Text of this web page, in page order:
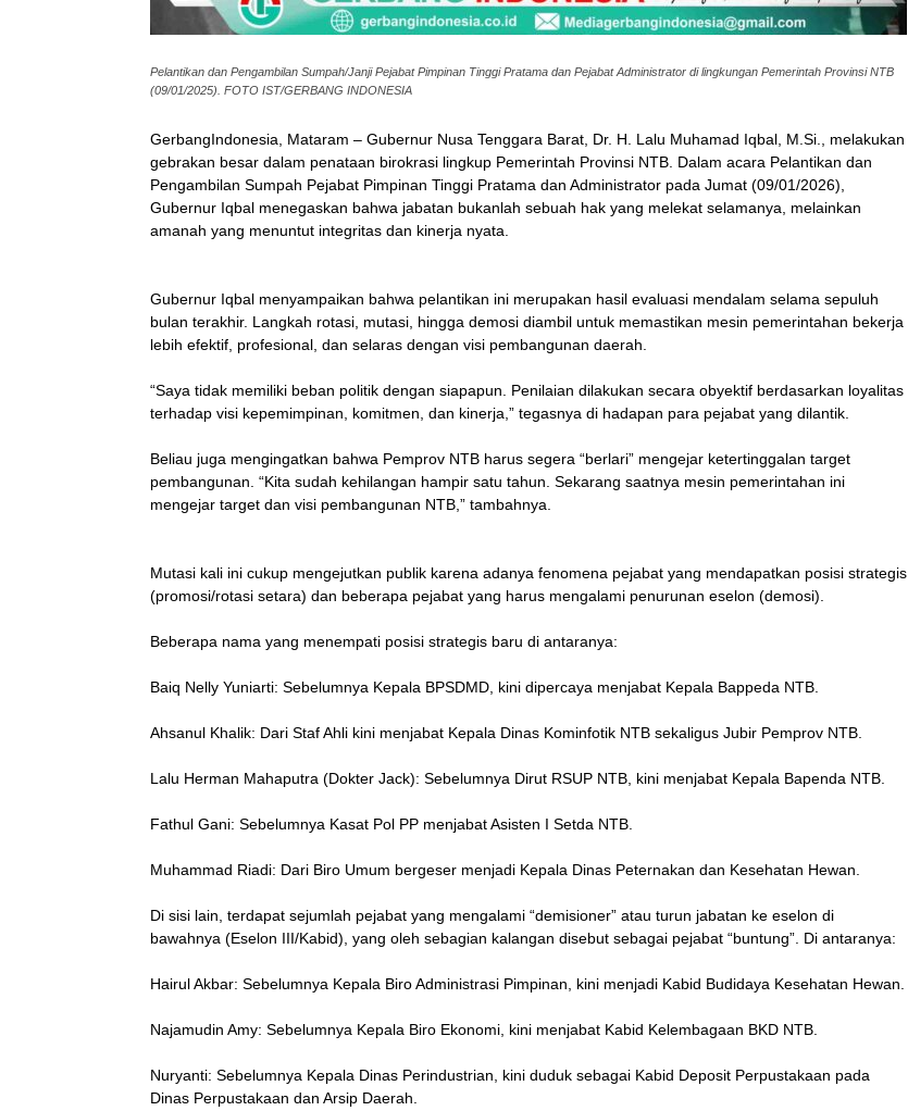
Pelantikan dan Pengambilan Sumpah/Janji Pejabat Pimpinan Tinggi Pratama dan Pejabat Administrator di lingkungan Pemerintah Provinsi NTB
(09/01/2025). FOTO IST/GERBANG INDONESIA
GerbangIndonesia, Mataram – Gubernur Nusa Tenggara Barat, Dr. H. Lalu Muhamad Iqbal, M.Si., melakukan
gebrakan besar dalam penataan birokrasi lingkup Pemerintah Provinsi NTB. Dalam acara Pelantikan dan
Pengambilan Sumpah Pejabat Pimpinan Tinggi Pratama dan Administrator pada Jumat (09/01/2026),
Gubernur Iqbal menegaskan bahwa jabatan bukanlah sebuah hak yang melekat selamanya, melainkan
amanah yang menuntut integritas dan kinerja nyata.
Gubernur Iqbal menyampaikan bahwa pelantikan ini merupakan hasil evaluasi mendalam selama sepuluh
bulan terakhir. Langkah rotasi, mutasi, hingga demosi diambil untuk memastikan mesin pemerintahan bekerja
lebih efektif, profesional, dan selaras dengan visi pembangunan daerah.
“Saya tidak memiliki beban politik dengan siapapun. Penilaian dilakukan secara obyektif berdasarkan loyalitas
terhadap visi kepemimpinan, komitmen, dan kinerja,” tegasnya di hadapan para pejabat yang dilantik.
Beliau juga mengingatkan bahwa Pemprov NTB harus segera “berlari” mengejar ketertinggalan target
pembangunan. “Kita sudah kehilangan hampir satu tahun. Sekarang saatnya mesin pemerintahan ini
mengejar target dan visi pembangunan NTB,” tambahnya.
Mutasi kali ini cukup mengejutkan publik karena adanya fenomena pejabat yang mendapatkan posisi strategis
(promosi/rotasi setara) dan beberapa pejabat yang harus mengalami penurunan eselon (demosi).
Beberapa nama yang menempati posisi strategis baru di antaranya:
Baiq Nelly Yuniarti: Sebelumnya Kepala BPSDMD, kini dipercaya menjabat Kepala Bappeda NTB.
Ahsanul Khalik: Dari Staf Ahli kini menjabat Kepala Dinas Kominfotik NTB sekaligus Jubir Pemprov NTB.
Lalu Herman Mahaputra (Dokter Jack): Sebelumnya Dirut RSUP NTB, kini menjabat Kepala Bapenda NTB.
Fathul Gani: Sebelumnya Kasat Pol PP menjabat Asisten I Setda NTB.
Muhammad Riadi: Dari Biro Umum bergeser menjadi Kepala Dinas Peternakan dan Kesehatan Hewan.
Di sisi lain, terdapat sejumlah pejabat yang mengalami “demisioner” atau turun jabatan ke eselon di
bawahnya (Eselon III/Kabid), yang oleh sebagian kalangan disebut sebagai pejabat “buntung”. Di antaranya:
Hairul Akbar: Sebelumnya Kepala Biro Administrasi Pimpinan, kini menjadi Kabid Budidaya Kesehatan Hewan.
Najamudin Amy: Sebelumnya Kepala Biro Ekonomi, kini menjabat Kabid Kelembagaan BKD NTB.
Nuryanti: Sebelumnya Kepala Dinas Perindustrian, kini duduk sebagai Kabid Deposit Perpustakaan pada
Dinas Perpustakaan dan Arsip Daerah.